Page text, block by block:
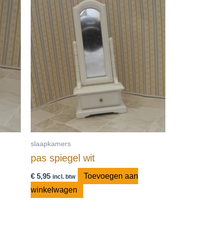
slaapkamers
pas spiegel wit
€5,95 incl. btw
Toevoegen aan
winkelwagen